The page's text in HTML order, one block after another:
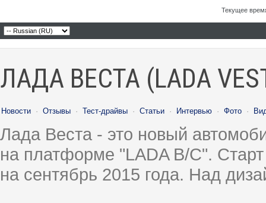
Текущее
ЛАДА ВЕСТА (LADA
Новости · Отзывы · Тест-драйвы · Статьи · Интервью · Фото ·
Лада Веста - это новый
на платформе "LADA B/C".
на сентябрь 2015 года. Над